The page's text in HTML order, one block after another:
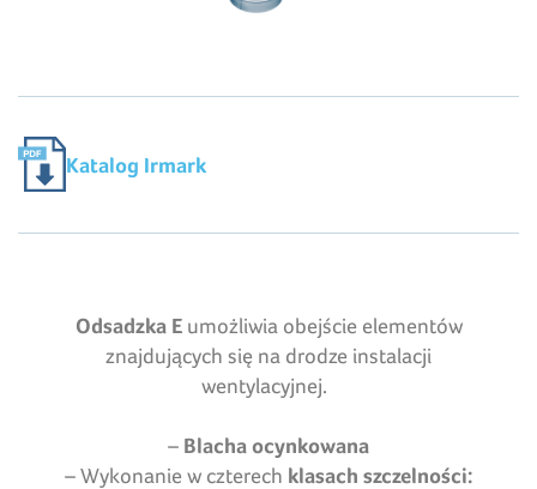
Katalog Irmark
Odsadzka E umożliwia obejście elementów
znajdujących się na drodze instalacji
wentylacyjnej.
– Blacha ocynkowana
– Wykonanie w czterech klasach szczelności: